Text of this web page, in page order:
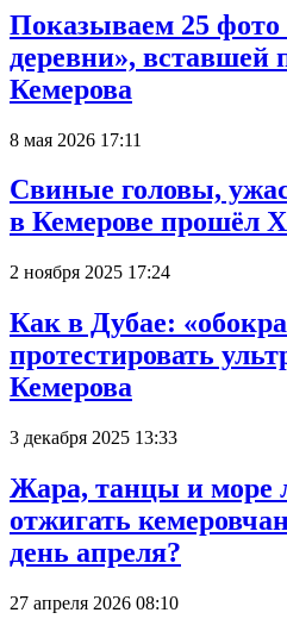
Показываем 25
деревни», вставшей
Кемерова
8 мая 2026 17:11
Свиные головы,
в Кемерове прошёл
2 ноября 2025 17:24
Как в Дубае:
протестировать
Кемерова
3 декабря 2025 13:33
Жара, танцы и море
отжигать
день апреля?
27 апреля 2026 08:10